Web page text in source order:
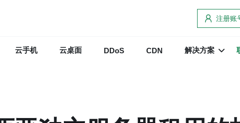
注册账
云手机 云桌面 DDoS CDN 解决方案